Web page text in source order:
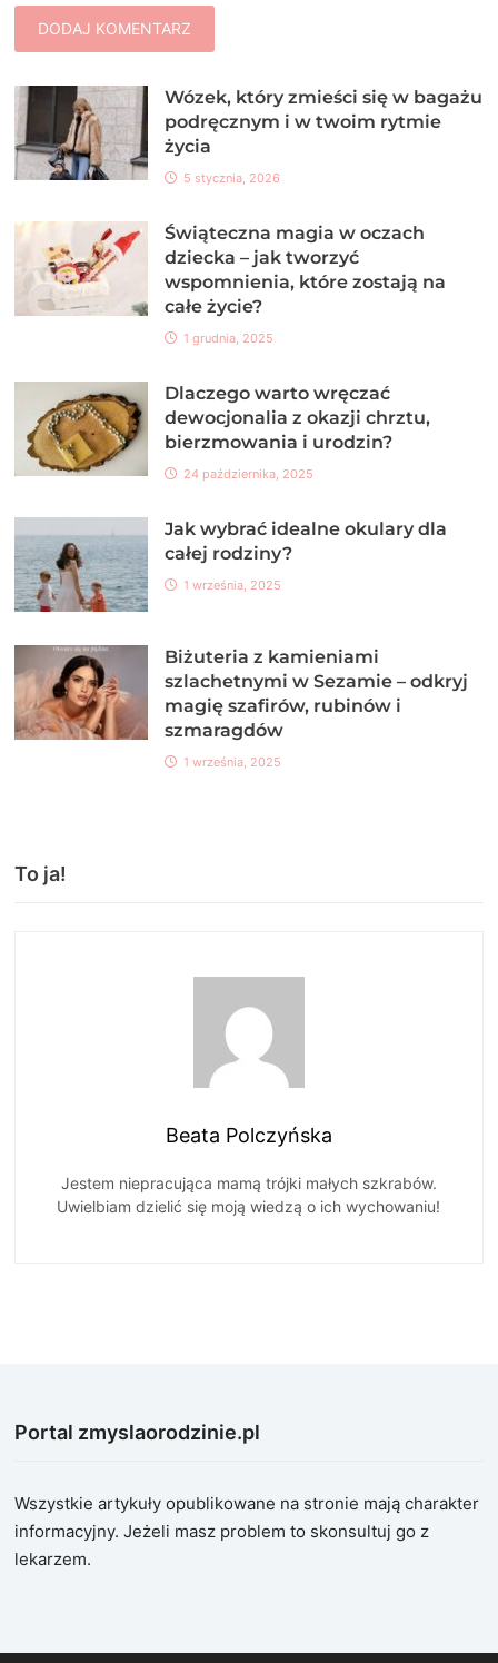
Wózek, który zmieści się w bagażu
podręcznym i w twoim rytmie
życia
5 stycznia, 2026
Świąteczna magia w oczach
dziecka – jak tworzyć
wspomnienia, które zostają na
całe życie?
1 grudnia, 2025
Dlaczego warto wręczać
dewocjonalia z okazji chrztu,
bierzmowania i urodzin?
24 października, 2025
Jak wybrać idealne okulary dla
całej rodziny?
1 września, 2025
Biżuteria z kamieniami
szlachetnymi w Sezamie – odkryj
magię szafirów, rubinów i
szmaragdów
1 września, 2025
To ja!
Beata Polczyńska
Jestem niepracująca mamą trójki małych szkrabów.
Uwielbiam dzielić się moją wiedzą o ich wychowaniu!
Portal zmyslaorodzinie.pl
Wszystkie artykuły opublikowane na stronie mają charakter
informacyjny. Jeżeli masz problem to skonsultuj go z
lekarzem.